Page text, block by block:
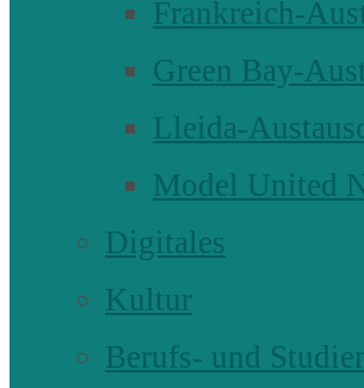
Frankreich-
Green Bay-
Lleida-
Model United
Digitales
Kultur
Berufs- und